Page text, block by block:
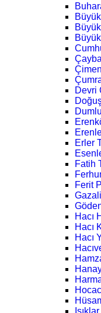
Devri
Erler
Fatih
Ferit
Hacı
Hacı
Hacı